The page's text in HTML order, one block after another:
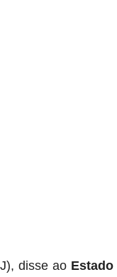
disse ao Estado